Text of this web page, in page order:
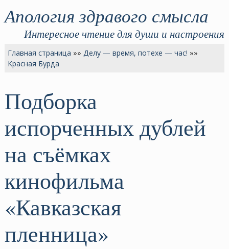
Апология здравого смысла
Интересное чтение для души и настроения
Главная страница »»Делу — время, потехе — час! »»
Красная Бурда
Подборка
испорченных дублей
на съёмках
кинофильма
«Кавказская
пленница»